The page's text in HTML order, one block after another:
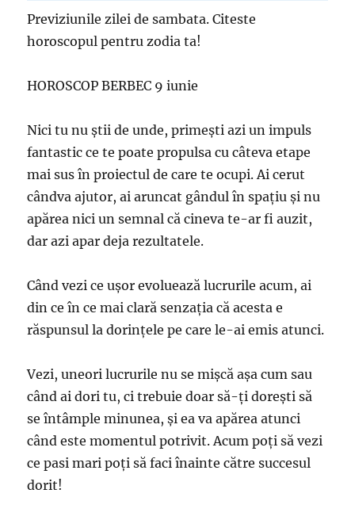
Previziunile zilei de sambata. Citeste
horoscopul pentru zodia ta!
HOROSCOP BERBEC 9 iunie
Nici tu nu ştii de unde, primeşti azi un impuls
fantastic ce te poate propulsa cu câteva etape
mai sus în proiectul de care te ocupi. Ai cerut
cândva ajutor, ai aruncat gândul în spaţiu şi nu
apărea nici un semnal că cineva te-ar fi auzit,
dar azi apar deja rezultatele.
Când vezi ce uşor evoluează lucrurile acum, ai
din ce în ce mai clară senzaţia că acesta e
răspunsul la dorinţele pe care le-ai emis atunci.
Vezi, uneori lucrurile nu se mişcă aşa cum sau
când ai dori tu, ci trebuie doar să-ţi doreşti să
se întâmple minunea, şi ea va apărea atunci
când este momentul potrivit. Acum poţi să vezi
ce pasi mari poţi să faci înainte către succesul
dorit!